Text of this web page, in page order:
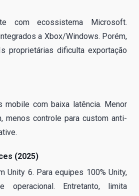
com ecossistema Microsoft.
a Xbox/Windows. Porém,
proprietárias dificulta exportação
mobile com baixa latência. Menor
menos controle para custom anti-
(2025)
Unity 6. Para equipes 100% Unity,
operacional. Entretanto, limita